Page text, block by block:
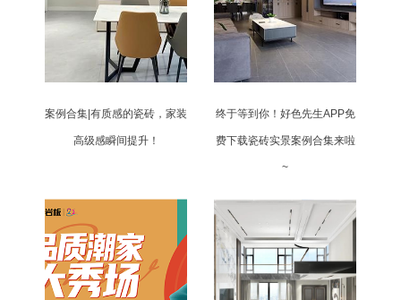
案例合集|有质感的瓷砖，家装
高级感瞬间提升！
终于等到你！好色先生APP免
费下载瓷砖实景案例合集来啦
~